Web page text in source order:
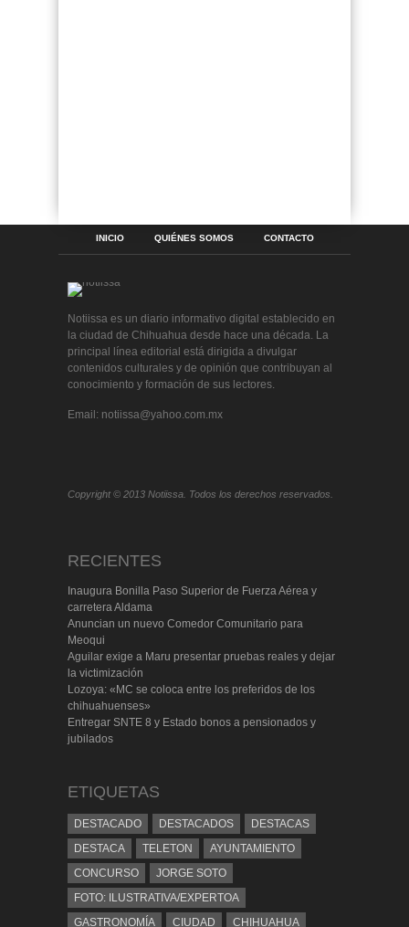
INICIO QUIÉNES SOMOS CONTACTO
Notiissa es un diario informativo digital establecido en
la ciudad de Chihuahua desde hace una década. La
principal línea editorial está dirigida a divulgar
contenidos culturales y de opinión que contribuyan al
conocimiento y formación de sus lectores.
Email: notiissa@yahoo.com.mx
Copyright © 2013 Notiissa. Todos los derechos reservados.
RECIENTES
Inaugura Bonilla Paso Superior de Fuerza Aérea y
carretera Aldama
Anuncian un nuevo Comedor Comunitario para
Meoqui
Aguilar exige a Maru presentar pruebas reales y dejar
la victimización
Lozoya: «MC se coloca entre los preferidos de los
chihuahuenses»
Entregar SNTE 8 y Estado bonos a pensionados y
jubilados
ETIQUETAS
DESTACADO DESTACADOS
DESTACAS
DESTACA
TELETON
AYUNTAMIENTO
CONCURSO
JORGE SOTO
FOTO: ILUSTRATIVA/EXPERTOA
GASTRONOMÍA
CIUDAD CHIHUAHUA